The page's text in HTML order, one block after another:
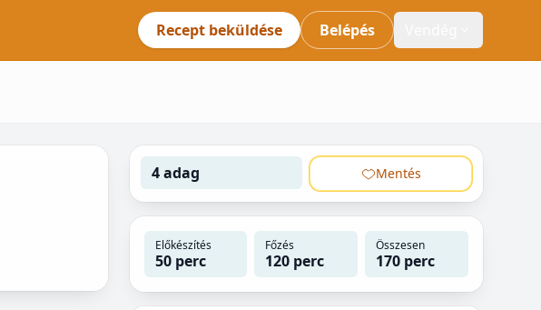
Recept beküldése Belépés
4 adag Mentés
Előkészítés
50 perc
Főzés
120 perc
Összesen
170 perc